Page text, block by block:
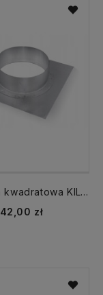
Podstawa kwadratowa KIL-125 z króćcem okrągłym ocynkowana
42,00 zł